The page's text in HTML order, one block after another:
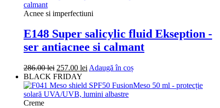
265.00 lei.
Acnee si imperfectiuni
E148 Super salicylic fluid Ekseption -
ser antiacnee si calmant
286.00lei Prețul
inițial
a
fost:
257.00 lei Prețul
este:
257.00 lei.
Adaugă în coș
BLACK FRIDAY
Creme